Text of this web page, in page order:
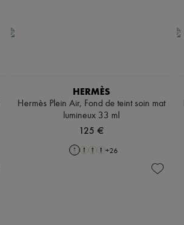
HERMÈS
Hermès Plein Air, Fond de teint soin mat
lumineux 33 ml
125 €
+26